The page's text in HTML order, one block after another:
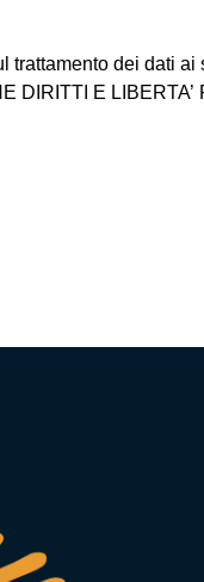
trattamento dei dati
DIRITTI E